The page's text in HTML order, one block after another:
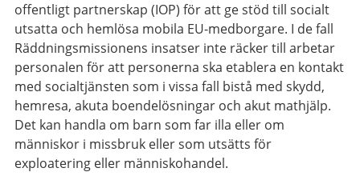
offentligt partnerskap (IOP) för att ge stöd till socialt
utsatta och hemlösa mobila EU-medborgare. I de fall
Räddningsmissionens insatser inte räcker till arbetar
personalen för att personerna ska etablera en kontakt
med socialtjänsten som i vissa fall bistå med skydd,
hemresa, akuta boendelösningar och akut mathjälp.
Det kan handla om barn som far illa eller om
människor i missbruk eller som utsätts för
exploatering eller människohandel.